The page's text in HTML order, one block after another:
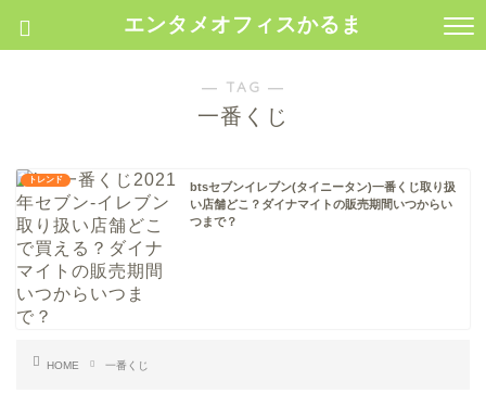
エンタメオフィスかるま
― TAG ―
一番くじ
トレンド
btsセブンイレブン(タイニータン)一番くじ取り扱
い店舗どこ？ダイナマイトの販売期間いつからい
つまで？
HOME 一番くじ